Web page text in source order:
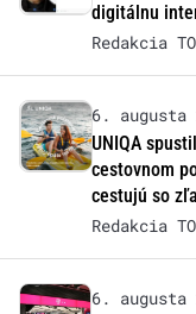
digitálnu
Redakcia
6. augusta
UNIQA
cestovnom
cestujú so
Redakcia
6. augusta